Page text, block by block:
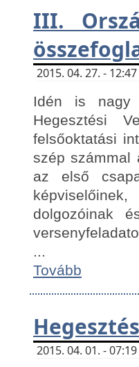
III.
2015. 04. 27. -
Idén is nagy
Hegesztési
felsőoktatási
szép számmal
az első
dolgozóinak
...
Tovább
2015. 04. 01. -